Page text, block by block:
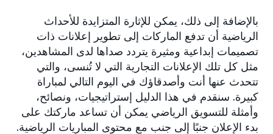
بالإضافة إلى ذلك، يمكن للإثارة المتزايدة للأحداث
الرياضية أن تدفع الماركات إلى تطوير إعلانات ذات
تصميمات إبداعية ومثيرة يتردد صداها لدى المشاهدين،
مثل كل تلك الإعلانات التجارية التي لا تُنسى، والتي
تتحدث عنها أنت وأصدقاؤك في اليوم التالي لمباراة
كبيرة. سنقدم في هذا الدليل إستراتيجيات، ونصائح،
وأمثلة للتسويق الرياضي يمكن أن تساعد ماركتك على
بدء الإعلان جنبًا إلى جنب مع محتوى المباريات الرياضية.